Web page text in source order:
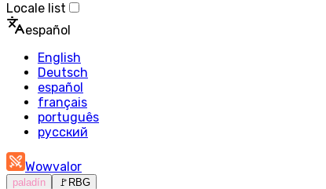
Locale list
español
English
Deutsch
español
français
português
русский
Wowvalor
paladín 🚩 RBG